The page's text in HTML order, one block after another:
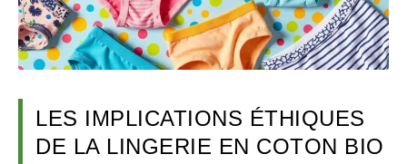
LES IMPLICATIONS ÉTHIQUES
DE LA LINGERIE EN COTON BIO